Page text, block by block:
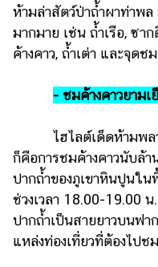
ห้ามล่าสัตว์ป่าถ้ำผาท่าพล
มากมาย เช่น ถ้ำเรือ, ซา
ค้างคาว, ถ้ำเต่า และจุด
- ชมค้างคาวยามเ
ไฮไลต์เด็ดห้ามพล
ก็คือการชมค้างคาวนับล้
ปากถ้ำของภูเขาหินปูนใ
ช่วงเวลา 18.00-19.00
ปากถ้ำเป็นสายยาวบนฟ
แหล่งท่องเที่ยวที่ต้องไปช